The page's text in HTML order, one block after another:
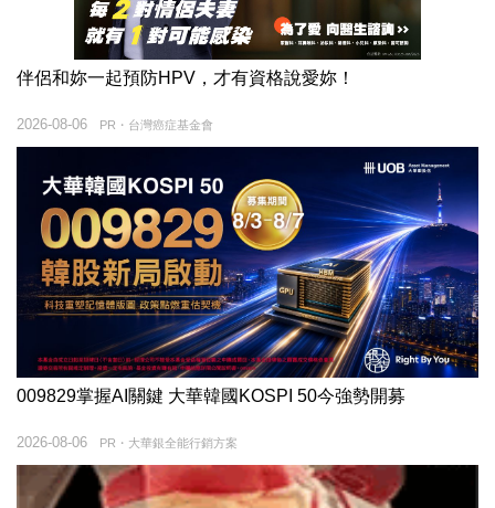
伴侶和妳一起預防HPV，才有資格說愛妳！
PR・台灣癌症基金會
2026-08-06
009829掌握AI關鍵 大華韓國KOSPI 50今強勢開募
PR・大華銀全能行銷方案
2026-08-06